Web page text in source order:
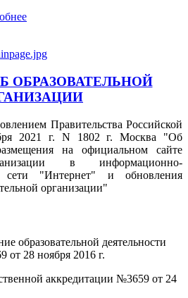
ОБРАЗОВАТЕЛЬНОЙ
Правительства Российской
2021 г. N 1802 г. Москва "Об
на официальном сайте
в информационно-
сети "Интернет" и обновления
организации"
образовательной деятельности
от 28 ноября 2016 г.
аккредитации №3659 от 24